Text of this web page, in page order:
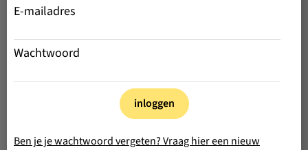
E-mailadres
Wachtwoord
inloggen
Ben je je wachtwoord vergeten? Vraag hier een nieuw